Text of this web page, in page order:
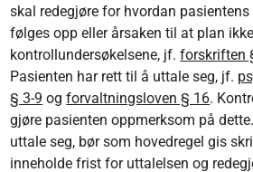
skal redegjøre for hvordan
følges opp eller årsaken til at plan
kontrollundersøkelsene, jf.forskriften
Pasienten har rett til å uttale seg, jf.
§ 3-9 ogforvaltningsloven § 16.
gjøre pasienten oppmerksom på
uttale seg, bør som hovedregel gis
inneholde frist for uttalelsen og